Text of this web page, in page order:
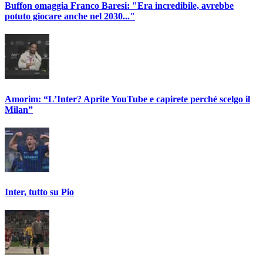
Buffon omaggia Franco Baresi: "Era incredibile, avrebbe
potuto giocare anche nel 2030..."
Amorim: “L’Inter? Aprite YouTube e capirete perché scelgo il
Milan”
Inter, tutto su Pio